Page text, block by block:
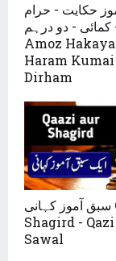
حکایت - حرام
کمائی - دو درہم - Sabaq
Amoz
Haram
Dirham
سبق آموز کہانی Qazi Aur
Shagird -
Sawal